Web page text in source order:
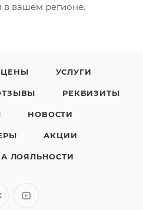
в вашем регионе.
ЦЕНЫ УСЛУГИ
РЕКВИЗИТЫ
НОВОСТИ
АКЦИИ
ЛОЯЛЬНОСТИ